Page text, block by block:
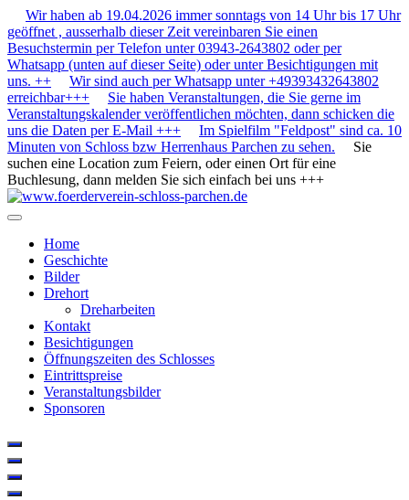
Wir haben ab 19.04.2026 immer sonntags von 14 Uhr bis 17 Uhr
geöffnet , ausserhalb dieser Zeit vereinbaren Sie einen
Besuchstermin per Telefon unter 03943-2643802 oder per
Whatsapp (unten auf dieser Seite) oder unter Besichtigungen mit
uns. ++
Wir sind auch per Whatsapp unter +49393432643802
erreichbar+++
Sie haben Veranstaltungen, die Sie gerne im
Veranstaltungskalender veröffentlichen möchten, dann schicken die
uns die Daten per E-Mail +++
Im Spielfilm "Feldpost" sind ca. 10
Minuten von Schloss bzw Herrenhaus Parchen zu sehen. Sie
suchen eine Location zum Feiern, oder einen Ort für eine
Buchlesung, dann melden Sie sich einfach bei uns +++
Home
Geschichte
Bilder
Drehort
Dreharbeiten
Kontakt
Besichtigungen
Öffnungszeiten des Schlosses
Eintrittspreise
Veranstaltungsbilder
Sponsoren